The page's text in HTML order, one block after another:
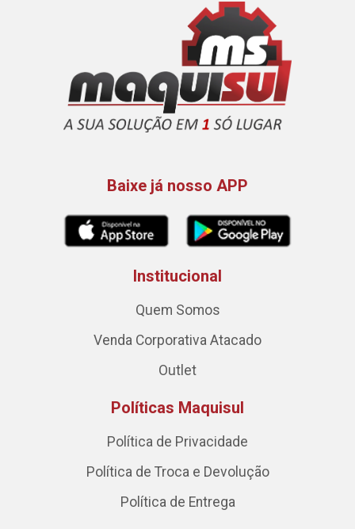
Baixe já nosso APP
Institucional
Quem Somos
Venda Corporativa Atacado
Outlet
Políticas Maquisul
Política de Privacidade
Política de Troca e Devolução
Política de Entrega